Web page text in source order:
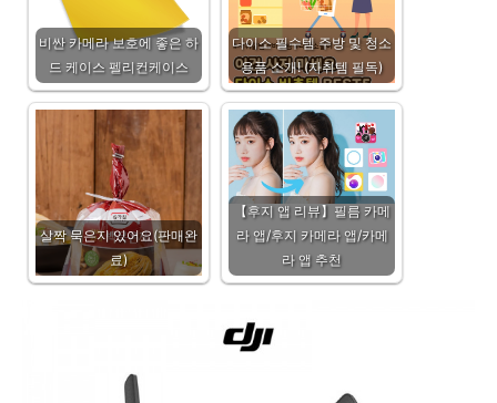
비싼 카메라 보호에 좋은 하
드 케이스 펠리컨케이스
다이소 필수템 주방 및 청소
용품 소개! (자취템 필독)
살짝 묵은지 있어요(판매완
료)
【후지 앱 리뷰】필름 카메
라 앱/후지 카메라 앱/카메
라 앱 추천